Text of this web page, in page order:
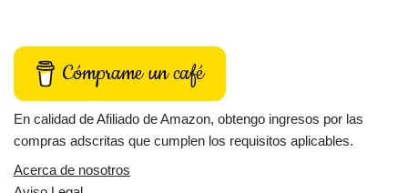
Cómprame un café
En calidad de Afiliado de Amazon, obtengo ingresos por las
compras adscritas que cumplen los requisitos aplicables.
Acerca de nosotros